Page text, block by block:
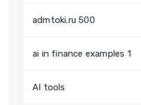
admtoki.ru 500
ai in finance examples 1
AI tools